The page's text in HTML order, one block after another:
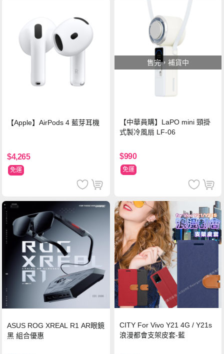
【Apple】AirPods 4 藍芽耳機
$4,265
免運
售完，補貨中
【中華員購】LaPO mini 頸掛
式製冷風扇 LF-06
$990
免運
ASUS ROG XREAL R1 AR眼鏡
黑 組合優惠
CITY For Vivo Y21 4G / Y21s
浪漫都會支架皮套-藍